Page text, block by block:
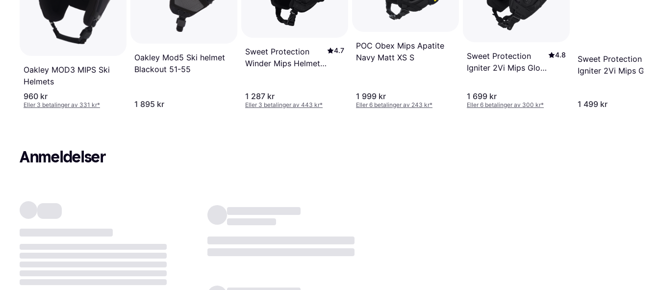
Oakley MOD3 MIPS Ski
Helmets
960 kr
Eller 3 betalinger av 331 kr*
Oakley Mod5 Ski helmet
Blackout 51-55
1 895 kr
Sweet Protection
Winder Mips Helmet
4.7
1 287 kr
Eller 3 betalinger av 443 kr*
POC Obex Mips Apatite
Navy Matt XS S
1 999 kr
Eller 6 betalinger av 243 kr*
Sweet Protection
Igniter 2Vi Mips Gloss
4.8
1 699 kr
Eller 6 betalinger av 300 kr*
Sweet Protection
Igniter 2Vi Mips Gloss
1 499 kr
Anmeldelser